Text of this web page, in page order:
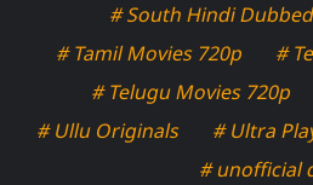
# South Hindi
# Tamil Movies 720p
#
# Telugu Movies 720p
# Ullu Originals
# Ultra
# unofficial